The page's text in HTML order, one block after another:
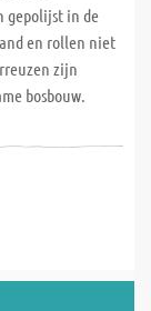
gepolijst in de
en rollen niet
zijn
bosbouw.